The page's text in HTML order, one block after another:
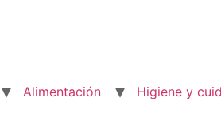
Alimentación Higiene y